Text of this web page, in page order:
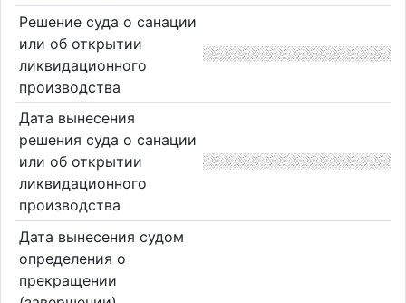
Решение суда о санации
или об открытии
ликвидационного
производства
Дата вынесения
решения суда о санации
или об открытии
ликвидационного
производства
Дата вынесения судом
определения о
прекращении